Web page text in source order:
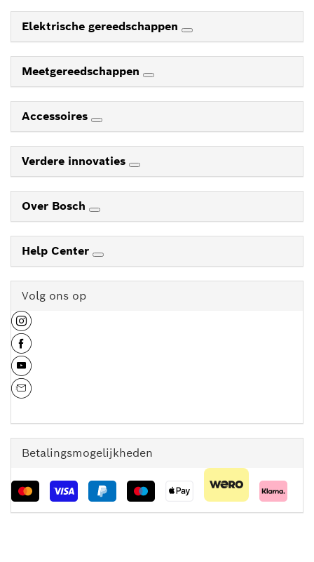
Elektrische gereedschappen
Meetgereedschappen
Accessoires
Verdere innovaties
Over Bosch
Help Center
Volg ons op
Betalingsmogelijkheden